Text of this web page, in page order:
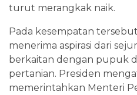
turut merangkak naik.
Pada kesempatan
menerima aspirasi dari
berkaitan dengan pupuk
pertanian. Presiden
memerintahkan Menteri